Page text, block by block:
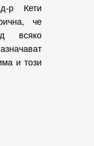
р Кети
че
всяко
и този